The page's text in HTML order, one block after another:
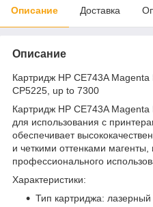
Описание Доставка
Описание
Картридж HP CE743A
CP5225, up to 7300
Картридж HP CE743A
для использования с
обеспечивает
и четкими оттенками
профессионального
Характеристики:
Тип картриджа: лазерный